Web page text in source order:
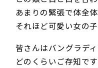
あまりの緊張で体全
それほど可愛い女の子
皆さんはバングラデ
どのくらいご存知で